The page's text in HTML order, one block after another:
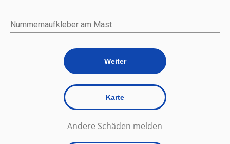
Nummernaufkleber am Mast
Weiter
Karte
Andere Schäden melden